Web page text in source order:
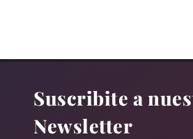
Suscribite a
Newsletter